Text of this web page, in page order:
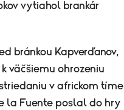
vytiahol brankár
bránkou Kapverďanov,
väčšiemu ohrozeniu
v africkom tíme
la Fuente poslal do hry